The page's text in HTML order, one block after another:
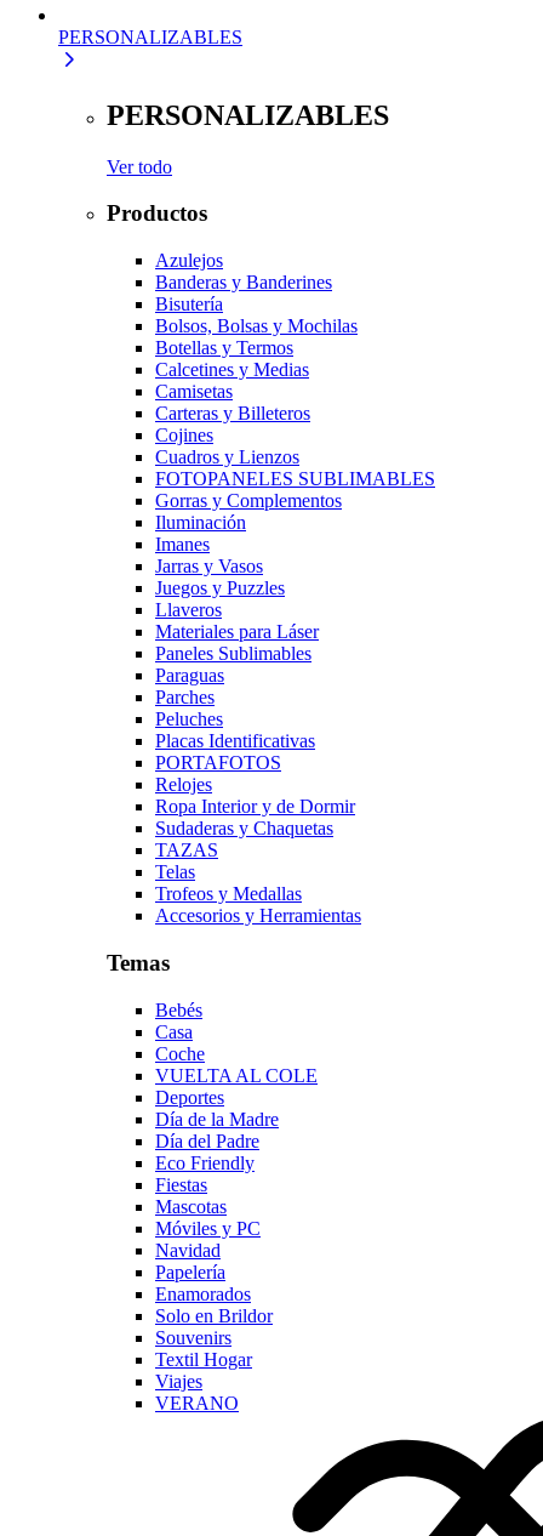
PERSONALIZABLES
PERSONALIZABLES
Ver todo
Productos
Azulejos
Banderas y Banderines
Bisutería
Bolsos, Bolsas y Mochilas
Botellas y Termos
Calcetines y Medias
Camisetas
Carteras y Billeteros
Cojines
Cuadros y Lienzos
FOTOPANELES SUBLIMABLES
Gorras y Complementos
Iluminación
Imanes
Jarras y Vasos
Juegos y Puzzles
Llaveros
Materiales para Láser
Paneles Sublimables
Paraguas
Parches
Peluches
Placas Identificativas
PORTAFOTOS
Relojes
Ropa Interior y de Dormir
Sudaderas y Chaquetas
TAZAS
Telas
Trofeos y Medallas
Accesorios y Herramientas
Temas
Bebés
Casa
Coche
VUELTA AL COLE
Deportes
Día de la Madre
Día del Padre
Eco Friendly
Fiestas
Mascotas
Móviles y PC
Navidad
Papelería
Enamorados
Solo en Brildor
Souvenirs
Textil Hogar
Viajes
VERANO